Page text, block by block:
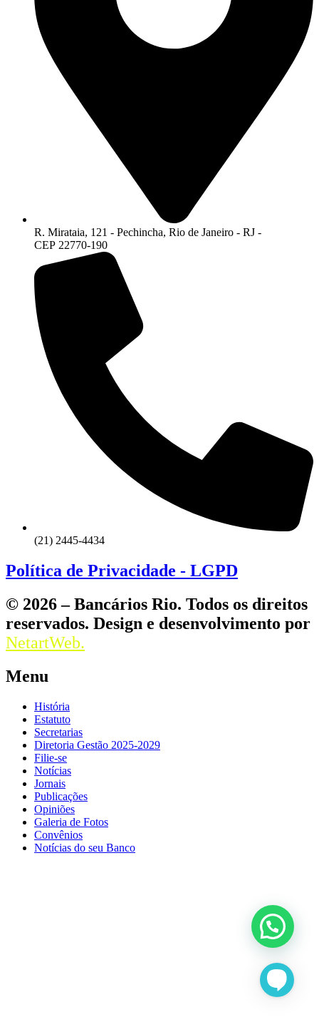
R. Mirataia, 121 - Pechincha, Rio de Janeiro - RJ -
CEP 22770-190
(21) 2445-4434
Política de Privacidade - LGPD
© 2026 – Bancários Rio. Todos os direitos
reservados. Design e desenvolvimento por
NetartWeb.
Menu
História
Estatuto
Secretarias
Diretoria Gestão 2025-2029
Filie-se
Notícias
Jornais
Publicações
Opiniões
Galeria de Fotos
Convênios
Notícias do seu Banco